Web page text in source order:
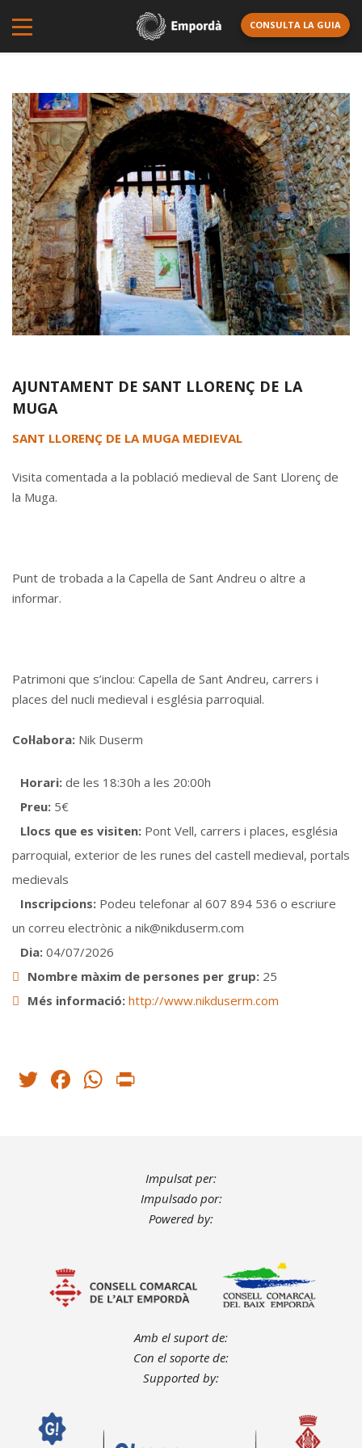
AJUNTAMENT DE SANT LLORENÇ DE LA
MUGA
SANT LLORENÇ DE LA MUGA MEDIEVAL
Visita comentada a la població medieval de Sant Llorenç de
la Muga.
Punt de trobada a la Capella de Sant Andreu o altre a
informar.
Patrimoni que s’inclou: Capella de Sant Andreu, carrers i
places del nucli medieval i església parroquial.
Col·labora: Nik Duserm
Horari: de les 18:30h a les 20:00h
Preu: 5€
Llocs que es visiten: Pont Vell, carrers i places, església
parroquial, exterior de les runes del castell medieval, portals
medievals
Inscripcions: Podeu telefonar al 607 894 536 o escriure
un correu electrònic a nik@nikduserm.com
Dia: 04/07/2026
Nombre màxim de persones per grup: 25
Més informació: http://www.nikduserm.com
Twitter
Facebook
WhatsApp
Impulsat per:
Impulsado por:
Powered by:
Amb el suport de:
Con el soporte de:
Supported by:
CONSULTA LA GUIA